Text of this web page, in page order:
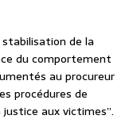
stabilisation de la
du comportement
au procureur
procédures de
aux victimes”.